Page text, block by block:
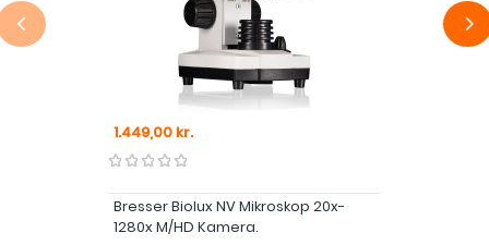
Pris
1.449,00 kr.
Bresser Biolux NV Mikroskop 20x-
1280x M/HD Kamera.